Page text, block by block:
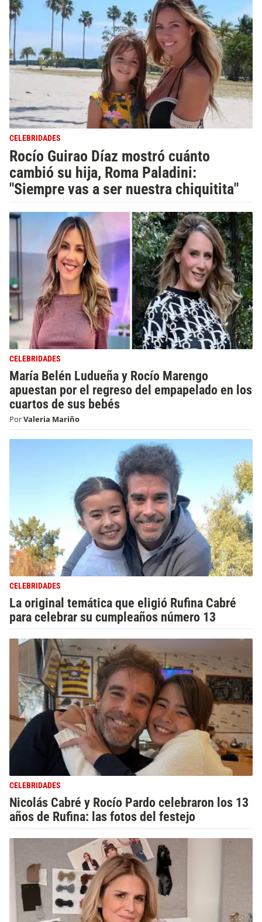
CELEBRIDADES
Rocío Guirao Díaz mostró cuánto
cambió su hija, Roma Paladini:
"Siempre vas a ser nuestra chiquitita"
CELEBRIDADES
María Belén Ludueña y Rocío Marengo
apuestan por el regreso del empapelado en los
cuartos de sus bebés
PorValeria Mariño
CELEBRIDADES
La original temática que eligió Rufina Cabré
para celebrar su cumpleaños número 13
CELEBRIDADES
Nicolás Cabré y Rocío Pardo celebraron los 13
años de Rufina: las fotos del festejo